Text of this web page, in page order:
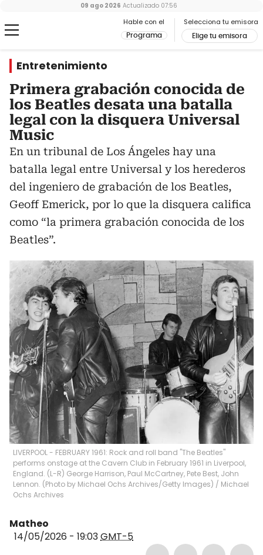
Hable con el
Programa
Selecciona tu emisora
Elige tu emisora
09 ago 2026 Actualizado 07:56
Entretenimiento
Primera grabación conocida de
los Beatles desata una batalla
legal con la disquera Universal
Music
En un tribunal de Los Ángeles hay una
batalla legal entre Universal y los herederos
del ingeniero de grabación de los Beatles,
Geoff Emerick, por lo que la disquera califica
como “la primera grabación conocida de los
Beatles”.
LIVERPOOL - FEBRUARY 1961: Rock and roll band "The Beatles"
performs onstage at the Cavern Club in February 1961 in Liverpool,
England. (L-R) George Harrison, Paul McCartney, Pete Best, John
Lennon. (Photo by Michael Ochs Archives/Getty Images) / Michael
Ochs Archives
Matheo
14/05/2026 - 19:03GMT-5